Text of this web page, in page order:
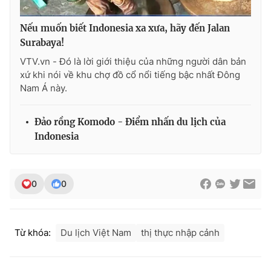
THỜI BÁO VTV
Theo dõi báo trên
Giấy phép hoạt động báo in và báo điện tử số 483/GP-BTTTT
cấp ngày 29/12/2023
Phó Tổng Biên tập:Nguyễn Thị Mỹ Hạnh, Phạm Quốc Thắng,
Nếu muốn biết Indonesia xa xưa, hãy đến Jalan
Surabaya!
VTV.vn - Đó là lời giới thiệu của những người dân bản
xứ khi nói về khu chợ đồ cổ nổi tiếng bậc nhất Đông
Nam Á này.
Đảo rồng Komodo - Điểm nhấn du lịch của
Indonesia
0 0
Từ khóa: Du lịch Việt Nam thị thực nhập cảnh